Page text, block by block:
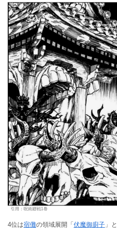
引用：呪術廻戦1巻
4位は宿儺の領域展開「 伏魔御廚子 」